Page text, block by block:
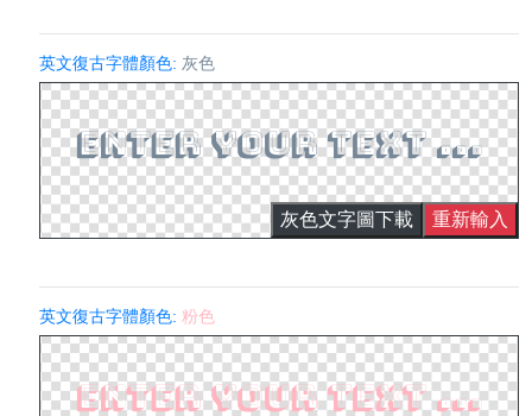
英文復古字體顏色: 灰色
灰色文字圖下載 重新輸入
英文復古字體顏色: 粉色